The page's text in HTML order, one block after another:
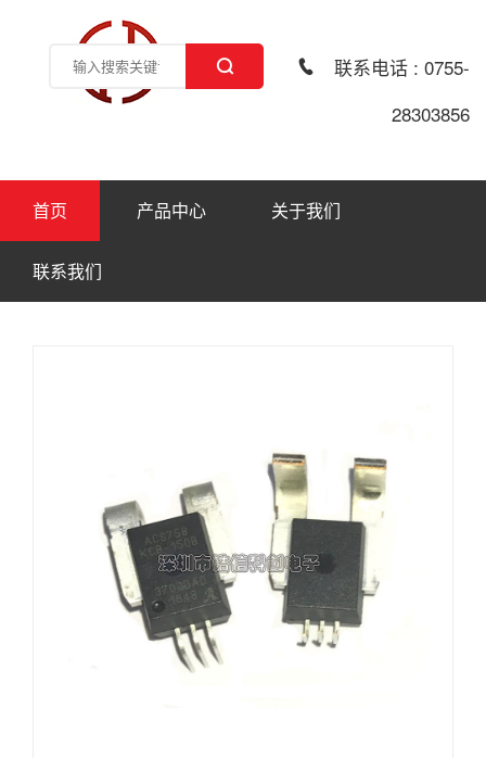
联系电话 : 0755-
28303856
首页 产品中心 关于我们
联系我们